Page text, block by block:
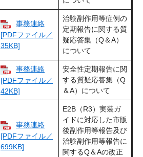
事務連絡
[PDFファイル／
35KB]
治験副作用等症例の
定期報告に関する質
疑応答集（Q＆A）
について
事務連絡
[PDFファイル／
42KB]
安全性定期報告に関
する質疑応答集（Q
＆A）について
事務連絡
[PDFファイル／
699KB]
E2B（R3）実装ガ
イドに対応した市販
後副作用等報告及び
治験副作用等報告に
関するQ＆Aの改正